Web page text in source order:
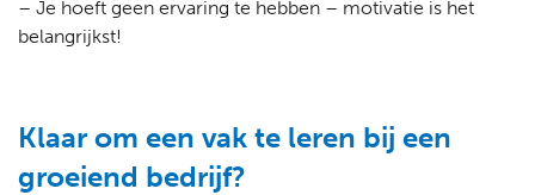
– Je hoeft geen ervaring te hebben – motivatie is het
belangrijkst!
Klaar om een vak te leren bij een
groeiend bedrijf?